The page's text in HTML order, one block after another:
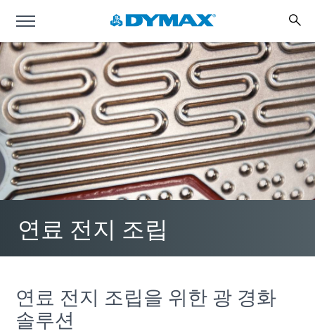
연료 전지 조립
연료 전지 조립을 위한 광 경화
솔루션